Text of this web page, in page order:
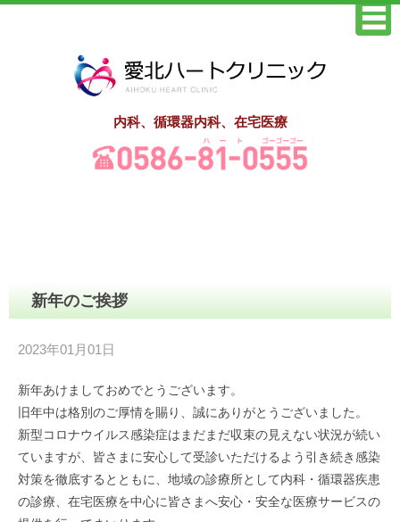
内科、循環器内科、在宅医療
新年のご挨拶
2023年01月01日
新年あけましておめでとうございます。
旧年中は格別のご厚情を賜り、誠にありがとうございました。
新型コロナウイルス感染症はまだまだ収束の見えない状況が続い
ていますが、皆さまに安心して受診いただけるよう引き続き感染
対策を徹底するとともに、地域の診療所として内科・循環器疾患
の診療、在宅医療を中心に皆さまへ安心・安全な医療サービスの